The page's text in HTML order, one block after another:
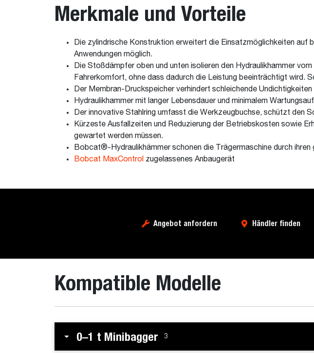
Merkmale und Vorteile
Die zylindrische Konstruktion erweitert die Einsatzmöglichkeiten auf
Anwendungen möglich.
Die Stoßdämpfer oben und unten isolieren den Hydraulikhammer
Fahrerkomfort, ohne dass dadurch die Leistung beeinträchtigt wird.
Der Membran-Druckspeicher verhindert schleichende
Hydraulikhammer mit langer Lebensdauer und minimalem
Der innovative Stahlring umfasst die Werkzeugbuchse, schützt den
Kürzeste Ausfallzeiten und Reduzierung der Betriebskosten sowie
gewartet werden müssen.
Bobcat®-Hydraulikhämmer schonen die Trägermaschine durch
Bobcat MaxControl zugelassenes Anbaugerät
Angebot anfordern Händler finden
Kompatible Modelle
0–1 t Minibagger 3